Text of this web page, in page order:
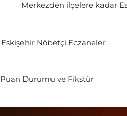
Merkezden ilçelere kadar
Eskişehir Nöbetçi Eczaneler
Puan Durumu ve Fikstür